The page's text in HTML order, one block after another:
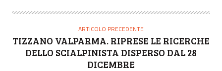
ARTICOLO PRECEDENTE
TIZZANO VALPARMA. RIPRESE LE RICERCHE
DELLO SCIALPINISTA DISPERSO DAL 28
DICEMBRE